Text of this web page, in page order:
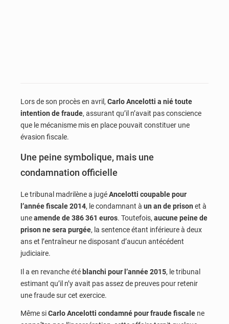
Lors de son procès en avril, Carlo Ancelotti a nié toute
intention de fraude, assurant qu’il n’avait pas conscience
que le mécanisme mis en place pouvait constituer une
évasion fiscale.
Une peine symbolique, mais une
condamnation officielle
Le tribunal madrilène a jugéAncelotti coupable pour
l’année fiscale 2014, le condamnant à un an de prison et à
uneamende de 386 361 euros. Toutefois, aucune peine de
prison ne sera purgée, la sentence étant inférieure à deux
ans et l’entraîneur ne disposant d’aucun antécédent
judiciaire.
Il a en revanche étéblanchi pour l’année 2015, le tribunal
estimant qu’il n’y avait pas assez de preuves pour retenir
une fraude sur cet exercice.
Même siCarlo Ancelotti condamné pour fraude fiscale ne